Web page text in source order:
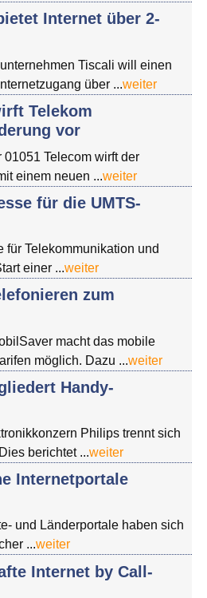
Internet über 2-
Tiscali will einen
über ...weiter
Telekom
vor
Telecom wirft der
einem neuen ...weiter
für die UMTS-
Telekommunikation und
einer ...weiter
zum
macht das mobile
möglich. Dazu ...weiter
Handy-
Philips trennt sich
berichtet ...weiter
Internetportale
und Länderportale haben sich
...weiter
Internet by Call-